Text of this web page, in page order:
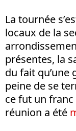
La tournée
locaux de la
présentes, la
du fait
peine de se
ce fut un franc
réunion a été